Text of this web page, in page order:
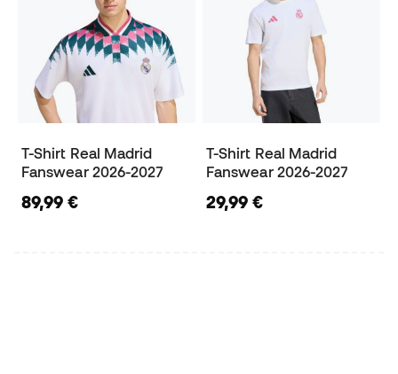
T-Shirt Real Madrid
Fanswear 2026-2027
89,99 €
T-Shirt Real Madrid
Fanswear 2026-2027
29,99 €